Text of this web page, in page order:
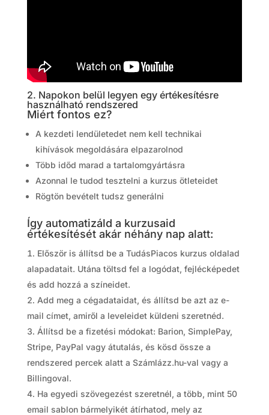
2. Napokon belül legyen egy értékesítésre
használható rendszered
Miért fontos ez?
A kezdeti lendületedet nem kell technikai
kihívások megoldására elpazarolnod
Több időd marad a tartalomgyártásra
Azonnal le tudod tesztelni a kurzus ötleteidet
Rögtön bevételt tudsz generálni
Így automatizáld a kurzusaid
értékesítését akár néhány nap alatt:
Először is állítsd be a TudásPiacos kurzus oldalad
alapadatait. Utána töltsd fel a logódat, fejlécképedet
és add hozzá a színeidet.
Add meg a cégadataidat, és állítsd be azt az e-
mail címet, amiről a leveleidet küldeni szeretnéd.
Állítsd be a fizetési módokat: Barion, SimplePay,
Stripe, PayPal vagy átutalás, és kösd össze a
rendszered percek alatt a Számlázz.hu-val vagy a
Billingoval.
Ha egyedi szövegezést szeretnél, a több, mint 50
email sablon bármelyikét átírhatod, mely az